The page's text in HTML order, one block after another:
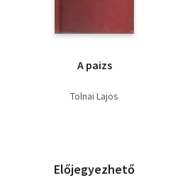
A paizs
Tolnai Lajos
Előjegyezhető